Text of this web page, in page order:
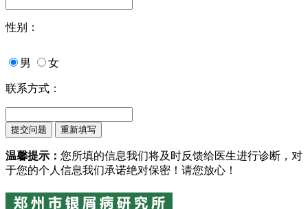
性别：
男 女
联系方式：
温馨提示： 您所填的信息我们将及时反馈给医生进行诊断，对
于您的个人信息我们承诺绝对保密！请您放心！